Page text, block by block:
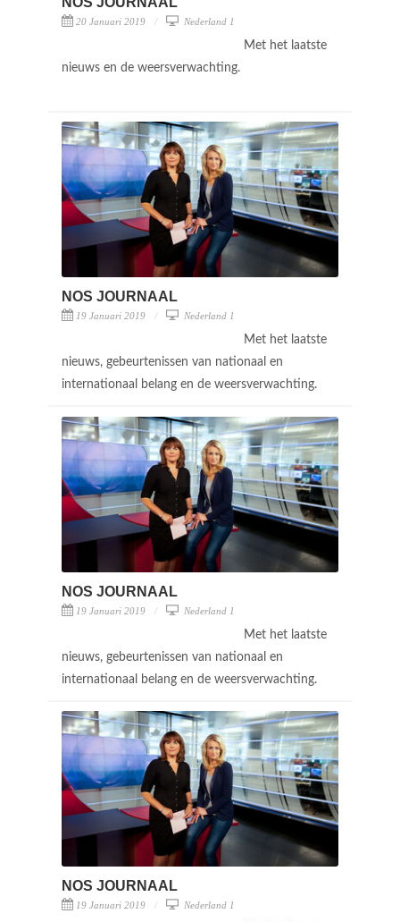
20 Januari 2019 Nederland 1
Met het laatste
nieuws en de weersverwachting.
NOS JOURNAAL
19 Januari 2019 Nederland 1
Met het laatste
nieuws, gebeurtenissen van nationaal en
internationaal belang en de weersverwachting.
NOS JOURNAAL
19 Januari 2019 Nederland 1
Met het laatste
nieuws, gebeurtenissen van nationaal en
internationaal belang en de weersverwachting.
NOS JOURNAAL
19 Januari 2019 Nederland 1